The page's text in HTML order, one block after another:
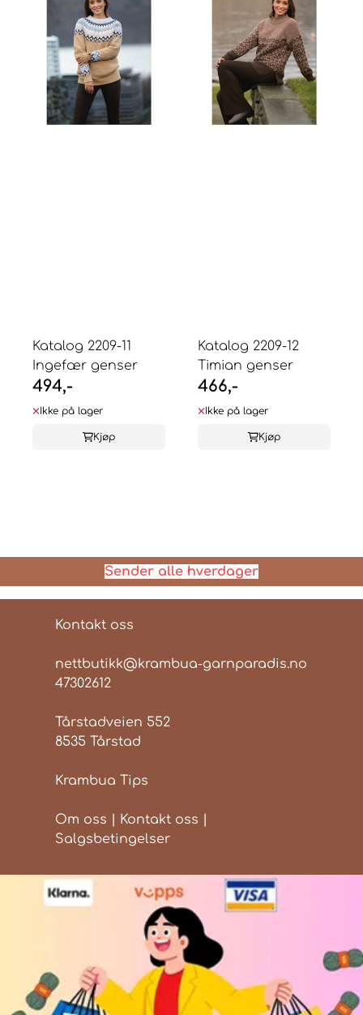
Katalog 2209-11
Ingefær genser
494,-
Ikke på lager
Kjøp
Katalog 2209-12
Timian genser
466,-
Ikke på lager
Kjøp
Sender alle hverdager
Kontakt oss
nettbutikk@krambua-garnparadis.no
47302612
Tårstadveien 552
8535 Tårstad
Krambua Tips
Om oss Kontakt oss
Salgsbetingelser